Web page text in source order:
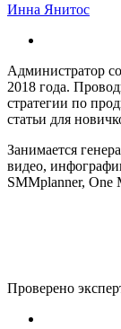
Инна Янитос
Администратор
2018 года.
стратегии по
статьи для
Занимается
видео,
SMMplanner, One
Проверено